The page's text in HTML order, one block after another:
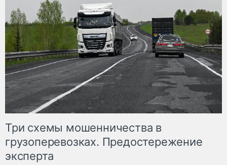
Три схемы мошенничества в
грузоперевозках. Предостережение
эксперта